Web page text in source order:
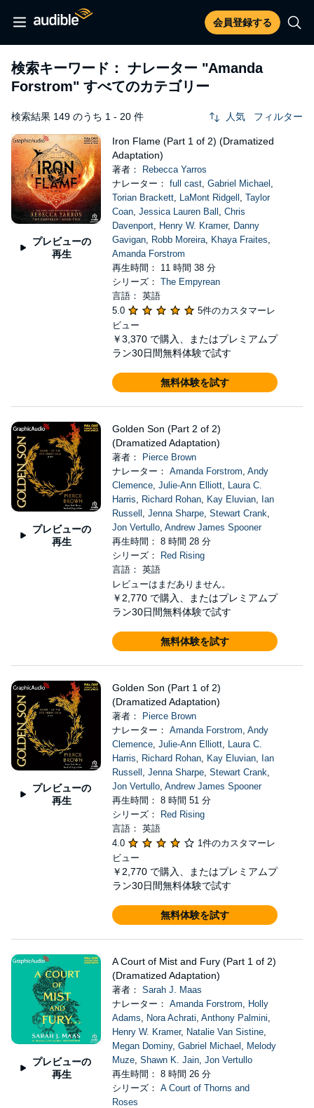
会員登録する
検索キーワード： ナレーター "Amanda
Forstrom" すべてのカテゴリー
検索結果 149 のうち 1 - 20 件 人気 フィルター
プレビューの
再生
Iron Flame (Part 1 of 2) (Dramatized
Adaptation)
著者：
Rebecca Yarros
ナレーター： full cast, Gabriel Michael ,
Torian Brackett, LaMont Ridgell , Taylor
Coan, Jessica Lauren Ball , Chris
Davenport, Henry W. Kramer, Danny
Gavigan, Robb Moreira, Khaya Fraites,
Amanda Forstrom
再生時間： 11 時間 38 分
シリーズ： The Empyrean
言語： 英語
5.0
5件のカスタマーレ
ビュー
￥3,370 で購入、またはプレミアムプ
ラン30日間無料体験で試す
無料体験を試す
プレビューの
再生
Golden Son (Part 2 of 2)
(Dramatized Adaptation)
著者：
Pierce Brown
ナレーター： Amanda Forstrom, Andy
Clemence, Julie-Ann Elliott, Laura C.
Harris, Richard Rohan, Kay Eluvian, Ian
Russell , Jenna Sharpe, Stewart Crank,
Jon Vertullo, Andrew James Spooner
再生時間： 8 時間 28 分
シリーズ：
Red Rising
言語： 英語
レビューはまだありません。
￥2,770 で購入、またはプレミアムプ
ラン30日間無料体験で試す
無料体験を試す
プレビューの
再生
Golden Son (Part 1 of 2)
(Dramatized Adaptation)
著者：
Pierce Brown
ナレーター： Amanda Forstrom, Andy
Clemence, Julie-Ann Elliott, Laura C.
Harris, Richard Rohan, Kay Eluvian, Ian
Russell , Jenna Sharpe, Stewart Crank,
Jon Vertullo, Andrew James Spooner
再生時間： 8 時間 51 分
シリーズ：
Red Rising
言語： 英語
4.0
1件のカスタマーレ
ビュー
￥2,770 で購入、またはプレミアムプ
ラン30日間無料体験で試す
無料体験を試す
プレビューの
再生
A Court of Mist and Fury (Part 1 of 2)
(Dramatized Adaptation)
著者： Sarah J. Maas
ナレーター： Amanda Forstrom, Holly
Adams, Nora Achrati, Anthony Palmini,
Henry W. Kramer, Natalie Van Sistine,
Megan Dominy, Gabriel Michael , Melody
Muze, Shawn K. Jain, Jon Vertullo
再生時間： 8 時間 26 分
シリーズ： A Court of Thorns and
Roses